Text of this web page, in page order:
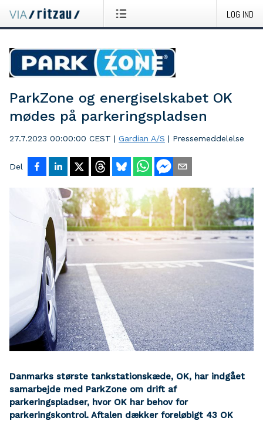
LOG IND
ParkZone og energiselskabet OK
mødes på parkeringspladsen
27.7.2023 00:00:00 CEST | Gardian A/S | Pressemeddelelse
Del
Danmarks største tankstationskæde, OK, har indgået
samarbejde med ParkZone om drift af
parkeringspladser, hvor OK har behov for
parkeringskontrol. Aftalen dækker foreløbigt 43 OK